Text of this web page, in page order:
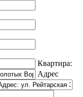
Квартира:
Адрес